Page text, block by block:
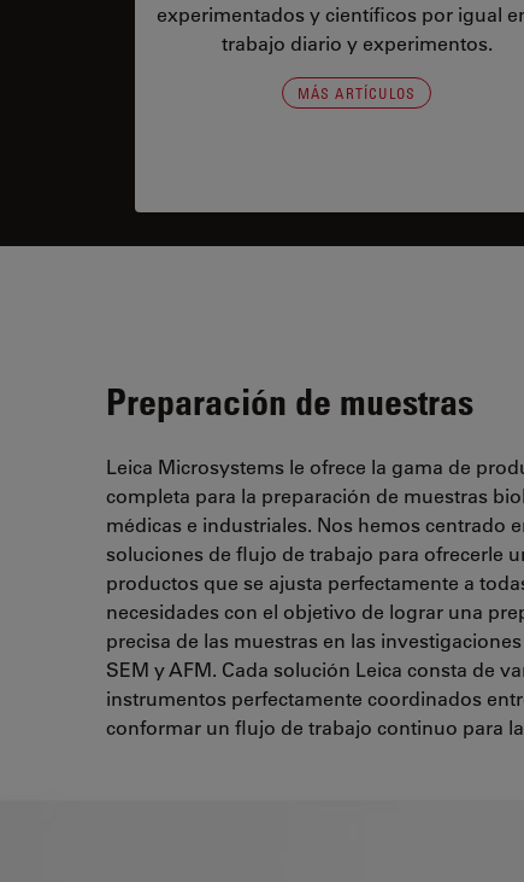
experimentados y científicos por igual
trabajo diario y experimentos.
MÁS ARTÍCULOS
Preparación de muestras
Leica Microsystems le ofrece la gama de
completa para la preparación de muestras
médicas e industriales. Nos hemos centrado
soluciones de flujo de trabajo para ofrecerle
productos que se ajusta perfectamente a
necesidades con el objetivo de lograr una
precisa de las muestras en las
SEM y AFM. Cada solución Leica consta de
instrumentos perfectamente coordinados
conformar un flujo de trabajo continuo para